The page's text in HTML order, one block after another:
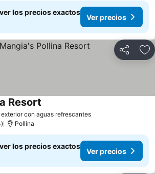
los precios exactos
Ver precios
Compartir
con aguas refrescantes
Resort
Pollina
los precios exactos
Ver precios